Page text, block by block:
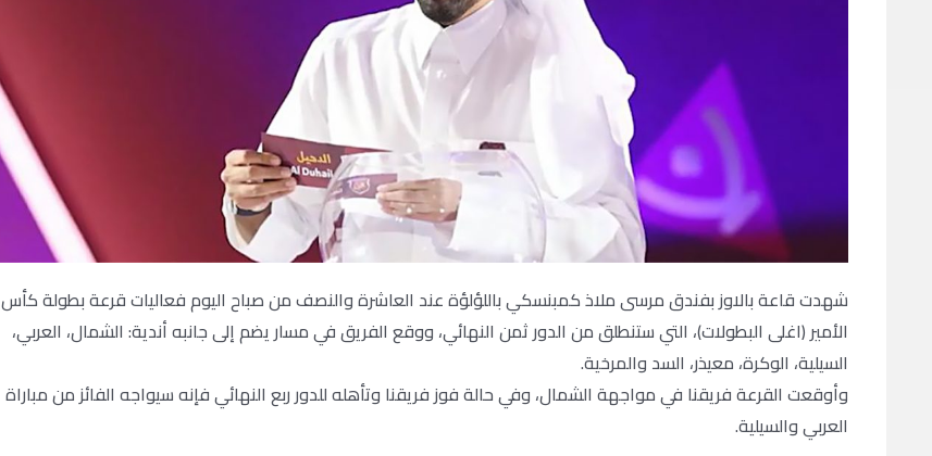
شهدت قاعة بالاوز بفندق مرسى ملاذ كمبنسكي باللؤلؤة عند العاشرة والنصف من صباح اليوم فعاليات قرعة بطولة كأس
الأمير (اغلى البطولات)، التي ستنطلق من الدور ثمن النهائي، ووقع الفريق في مسار يضم إلى جانبه أندية: الشمال، العربي،
السيلية، الوكرة، معيذر، السد والمرخية.
وأوقعت القرعة فريقنا في مواجهة الشمال، وفي حالة فوز فريقنا وتأهله للدور ربع النهائي فإنه سيواجه الفائز من مباراة
العربي والسيلية.